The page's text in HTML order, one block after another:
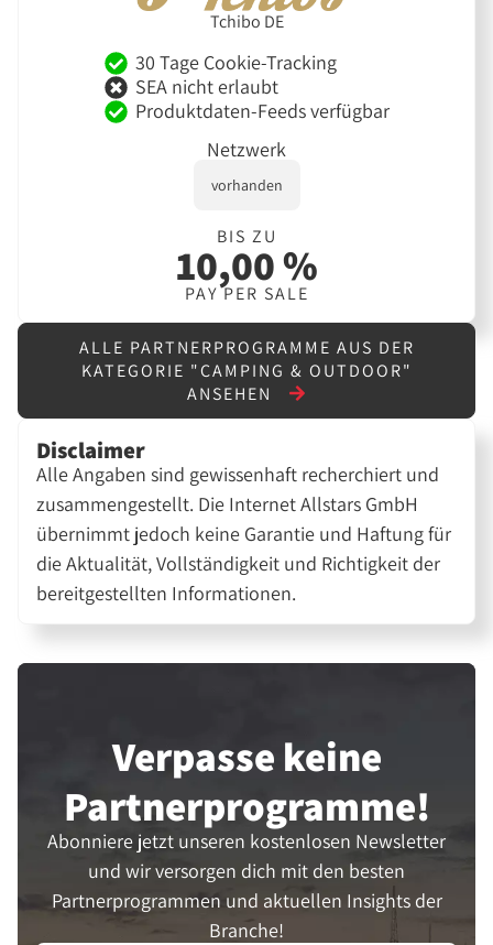
Tchibo DE
30 Tage Cookie-Tracking
SEA nicht erlaubt
Produktdaten-Feeds verfügbar
Netzwerk
vorhanden
BIS ZU
10,00 %
PAY PER SALE
ALLE PARTNERPROGRAMME AUS DER
KATEGORIE "CAMPING & OUTDOOR"
ANSEHEN
Disclaimer
Alle Angaben sind gewissenhaft recherchiert und
zusammengestellt. Die Internet Allstars GmbH
übernimmt jedoch keine Garantie und Haftung für
die Aktualität, Vollständigkeit und Richtigkeit der
bereitgestellten Informationen.
Verpasse keine
Partner­programme!
Abonniere jetzt unseren kostenlosen Newsletter
und wir versorgen dich mit den besten
Partnerprogrammen und aktuellen Insights der
Branche!